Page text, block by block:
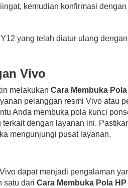
kemudian konfirmasi dengan
yang telah diatur ulang
Vivo
melakukan Cara Membuka Pola
pelanggan resmi Vivo atau
Anda membuka pola kunci
dengan layanan ini.
mengunjungi pusat layanan.
dapat menjadi pengalaman
satu dari Cara Membuka Pola